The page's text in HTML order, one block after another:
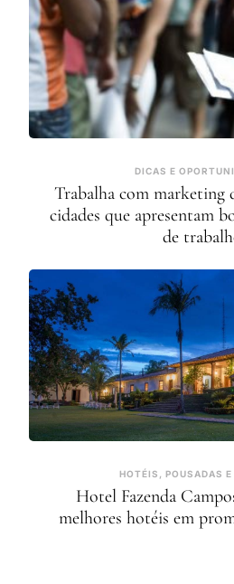
DICAS E
Trabalha com marketing
cidades que apresentam
de
HOTÉIS, POUSADAS E
Hotel Fazenda
melhores hotéis em